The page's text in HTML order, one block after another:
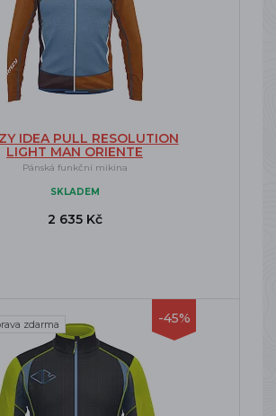
IDEA PULL RESOLUTION
LIGHT MAN ORIENTE
Pánská funkční mikina
SKLADEM
2 635 Kč
-45%
zdarma